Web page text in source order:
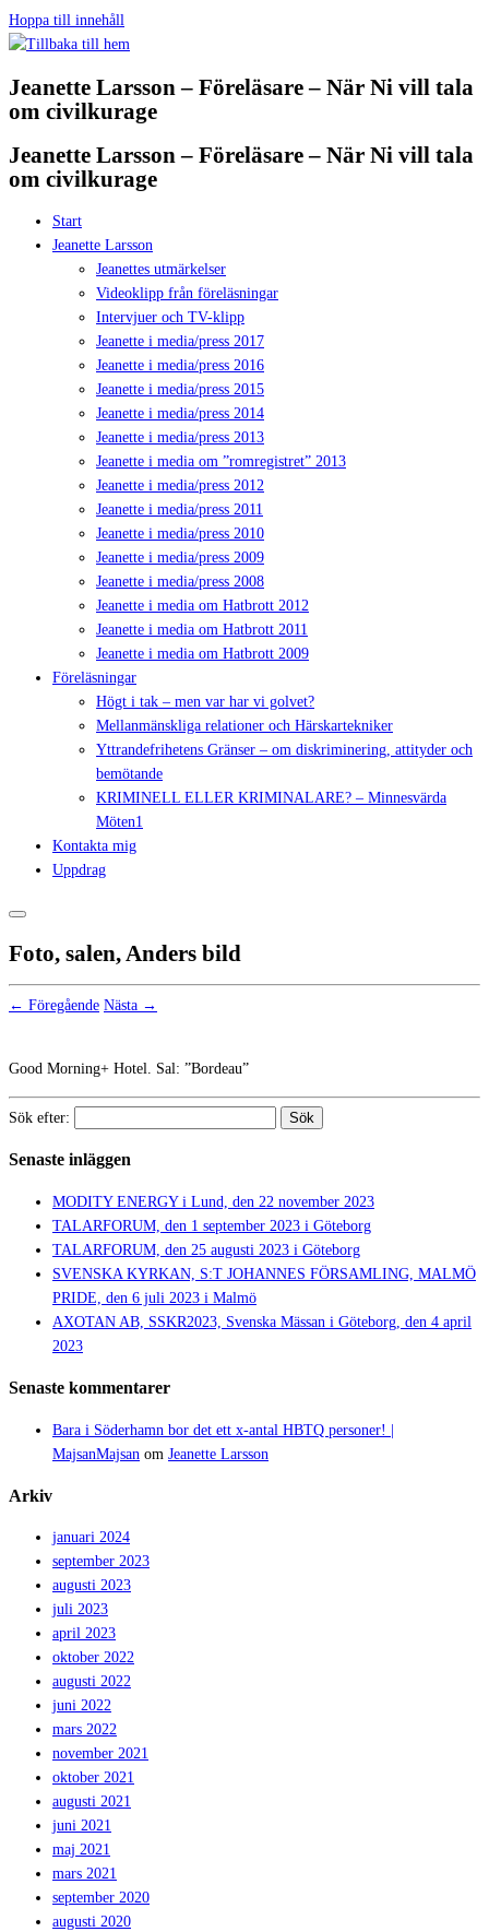
Hoppa till innehåll
Jeanette Larsson – Föreläsare – När Ni vill tala
om civilkurage
Jeanette Larsson – Föreläsare – När Ni vill tala
om civilkurage
Start
Jeanette Larsson
Jeanettes utmärkelser
Videoklipp från föreläsningar
Intervjuer och TV-klipp
Jeanette i media/press 2017
Jeanette i media/press 2016
Jeanette i media/press 2015
Jeanette i media/press 2014
Jeanette i media/press 2013
Jeanette i media om ”romregistret” 2013
Jeanette i media/press 2012
Jeanette i media/press 2011
Jeanette i media/press 2010
Jeanette i media/press 2009
Jeanette i media/press 2008
Jeanette i media om Hatbrott 2012
Jeanette i media om Hatbrott 2011
Jeanette i media om Hatbrott 2009
Föreläsningar
Högt i tak – men var har vi golvet?
Mellanmänskliga relationer och Härskartekniker
Yttrandefrihetens Gränser – om diskriminering, attityder och
bemötande
KRIMINELL ELLER KRIMINALARE? – Minnesvärda
Möten1
Kontakta mig
Uppdrag
Foto, salen, Anders bild
← Föregående Nästa →
Good Morning+ Hotel. Sal: ”Bordeau”
Sök efter:
Senaste inläggen
MODITY ENERGY i Lund, den 22 november 2023
TALARFORUM, den 1 september 2023 i Göteborg
TALARFORUM, den 25 augusti 2023 i Göteborg
SVENSKA KYRKAN, S:T JOHANNES FÖRSAMLING, MALMÖ
PRIDE, den 6 juli 2023 i Malmö
AXOTAN AB, SSKR2023, Svenska Mässan i Göteborg, den 4 april
2023
Senaste kommentarer
Bara i Söderhamn bor det ett x-antal HBTQ personer! |
MajsanMajsan om Jeanette Larsson
Arkiv
januari 2024
september 2023
augusti 2023
juli 2023
april 2023
oktober 2022
augusti 2022
juni 2022
mars 2022
november 2021
oktober 2021
augusti 2021
juni 2021
maj 2021
mars 2021
september 2020
augusti 2020